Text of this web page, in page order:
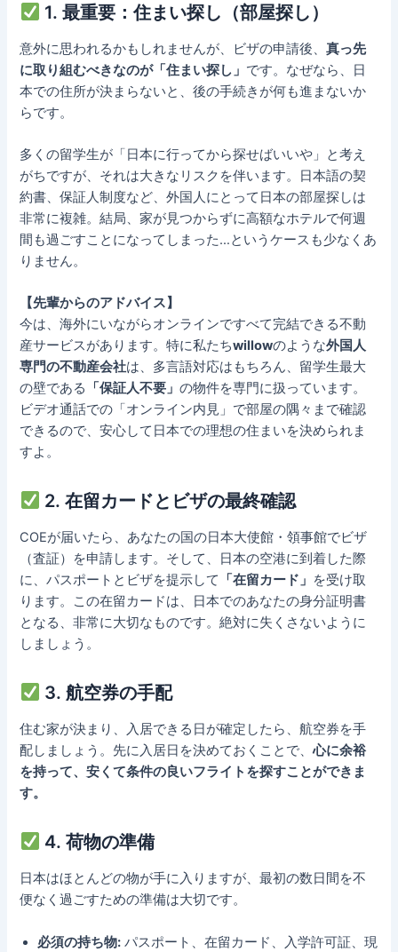
1. 最重要：住まい探し（部屋探し）
意外に思われるかもしれませんが、ビザの申請後、真っ先
に取り組むべきなのが「住まい探し」 です。なぜなら、日
本での住所が決まらないと、後の手続きが何も進まないか
らです。
多くの留学生が「日本に行ってから探せばいいや」と考え
がちですが、それは大きなリスクを伴います。日本語の契
約書、保証人制度など、外国人にとって日本の部屋探しは
非常に複雑。結局、家が見つからずに高額なホテルで何週
間も過ごすことになってしまった…というケースも少なくあ
りません。
【先輩からのアドバイス】
今は、海外にいながらオンラインですべて完結できる不動
産サービスがあります。特に私たちwillowのような外国人
専門の不動産会社は、多言語対応はもちろん、留学生最大
の壁である
「保証人不要」の物件を専門に扱っています。
ビデオ通話での「オンライン内見」で部屋の隅々まで確認
できるので、安心して日本での理想の住まいを決められま
すよ。
2. 在留カードとビザの最終確認
COEが届いたら、あなたの国の日本大使館・領事館でビザ
（査証）を申請します。そして、日本の空港に到着した際
に、パスポートとビザを提示して
「在留カード」 を受け取
ります。この在留カードは、日本でのあなたの身分証明書
となる、非常に大切なものです。絶対に失くさないように
しましょう。
3. 航空券の手配
住む家が決まり、入居できる日が確定したら、航空券を手
配しましょう。先に入居日を決めておくことで、心に余裕
を持って、安くて条件の良いフライトを探すことができま
す。
4. 荷物の準備
日本はほとんどの物が手に入りますが、最初の数日間を不
便なく過ごすための準備は大切です。
必須の持ち物: パスポート、在留カード、入学許可証、現